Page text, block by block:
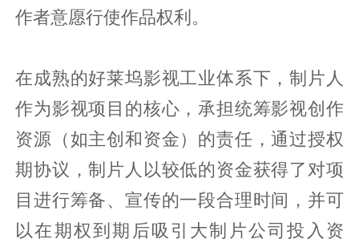
作者意愿行使作品权利。
在成熟的好莱坞影视工业体系下，制片人
作为影视项目的核心，承担统筹影视创作
资源（如主创和资金）的责任，通过授权
期协议，制片人以较低的资金获得了对项
目进行筹备、宣传的一段合理时间，并可
以在期权到期后吸引大制片公司投入资